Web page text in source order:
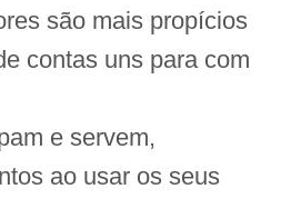
são mais propícios
contas uns para com
e servem,
ao usar os seus